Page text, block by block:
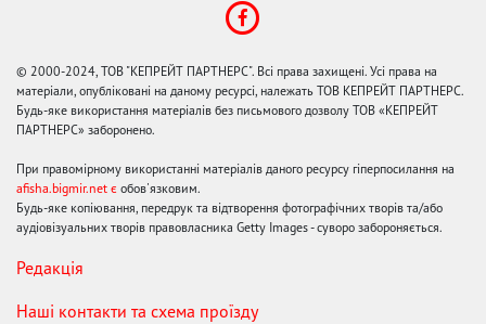
© 2000-2024, ТОВ "КЕПРЕЙТ ПАРТНЕРС". Всі права захищені. Усі права на
матеріали, опубліковані на даному ресурсі, належать ТОВ КЕПРЕЙТ ПАРТНЕРС.
Будь-яке використання матеріалів без письмового дозволу ТОВ «КЕПРЕЙТ
ПАРТНЕРС» заборонено.
При правомірному використанні матеріалів даного ресурсу гіперпосилання на
afisha.bigmir.net є обов'язковим.
Будь-яке копіювання, передрук та відтворення фотографічних творів та/або
аудіовізуальних творів правовласника Getty Images - суворо забороняється.
Редакція
Наші контакти та схема проїзду